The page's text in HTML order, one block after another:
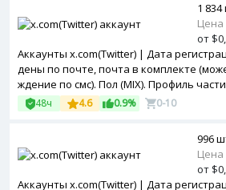
Аккаунты x.com(Twitter) | Дата
дены по почте, почта в комплекте
ждение по смс). Пол (MIX). Профиль
стрированы с Poland ip.
48ч 4.6 0.9% 0-10
1 834
Цена
от
Аккаунты x.com(Twitter) | Дата
996
Цена
от